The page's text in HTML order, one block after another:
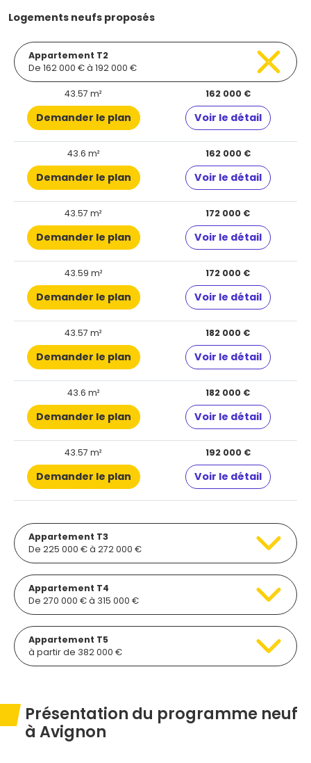
Logements neufs proposés
Appartement T2
De 162 000 € à 192 000 €
43.57 m² 162 000 €
Demander le plan Voir le détail
43.6 m² 162 000 €
Demander le plan Voir le détail
43.57 m² 172 000 €
Demander le plan Voir le détail
43.59 m² 172 000 €
Demander le plan Voir le détail
43.57 m² 182 000 €
Demander le plan Voir le détail
43.6 m² 182 000 €
Demander le plan Voir le détail
43.57 m² 192 000 €
Demander le plan Voir le détail
Appartement T3
De 225 000 € à 272 000 €
Appartement T4
De 270 000 € à 315 000 €
Appartement T5
à partir de 382 000 €
Présentation du programme neuf
à Avignon